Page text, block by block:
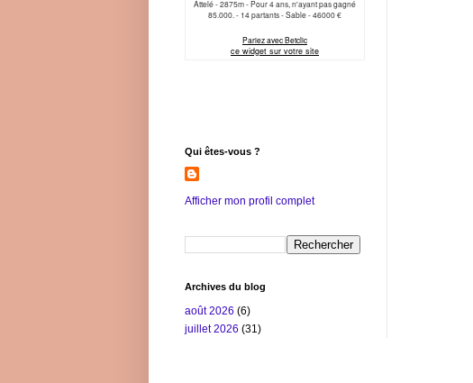
Qui êtes-vous ?
Afficher mon profil complet
Archives du blog
août 2026 (6)
juillet 2026 (31)